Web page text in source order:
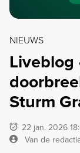
NIEUWS
Liveblog
Sturm
22 jan. 2026
Van de